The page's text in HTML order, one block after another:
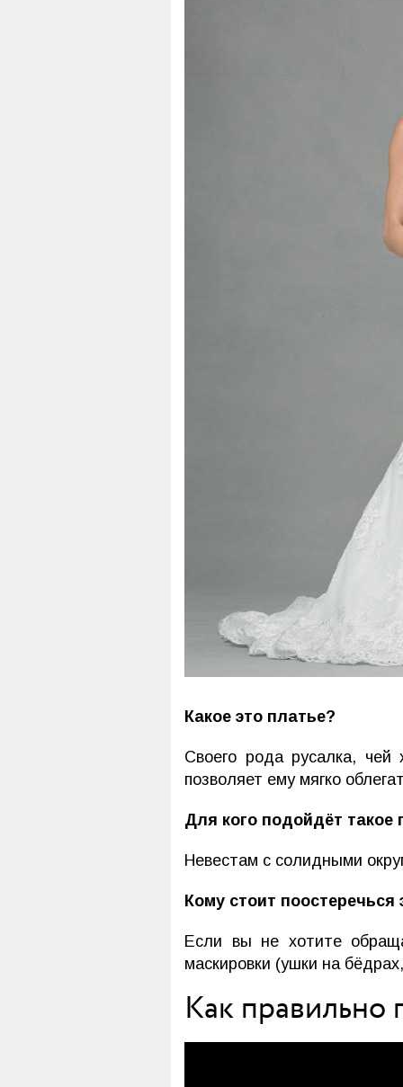
Какое это платье?
Своего рода русалка, чей
позволяет ему мягко
Для кого подойдёт такое
Невестам с солидными
Кому стоит поостеречься
Если вы не хотите
маскировки (ушки на
Как правильно